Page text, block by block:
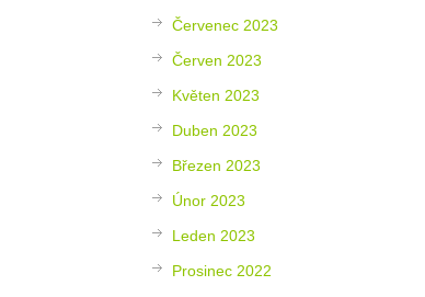
Červenec 2023
Červen 2023
Květen 2023
Duben 2023
Březen 2023
Únor 2023
Leden 2023
Prosinec 2022